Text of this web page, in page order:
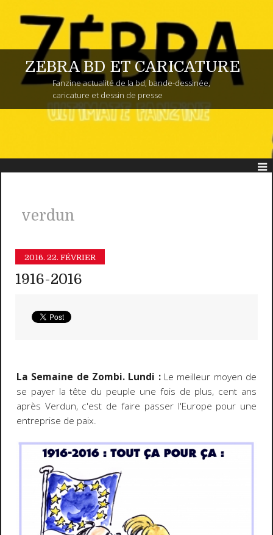
ZEBRA BD ET CARICATURE
Fanzine actualité de la bd, bande-dessinée,
caricature et dessin de presse
verdun
2016. 22. FÉVRIER
1916-2016
La Semaine de Zombi. Lundi :Le meilleur moyen de
se payer la tête du peuple une fois de plus, cent ans
après Verdun, c'est de faire passer l'Europe pour une
entreprise de paix.